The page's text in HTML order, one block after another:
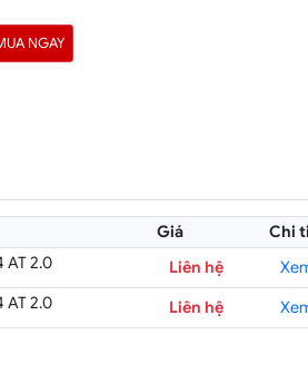
NGAY
Giá
Chi
AT 2.0 Liên hệ
AT 2.0 Liên hệ